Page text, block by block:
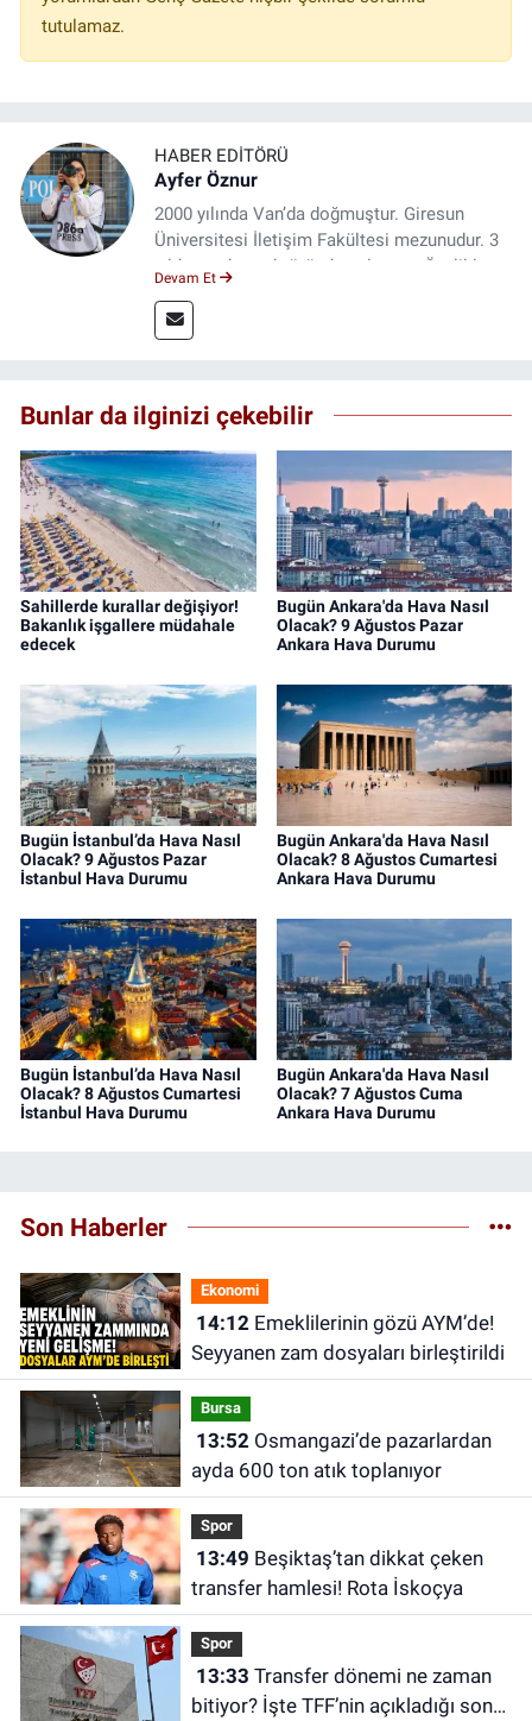
tutulamaz.
HABER EDITÖRÜ
Ayfer Öznur
2000 yılında Van’da doğmuştur. Giresun
Üniversitesi İletişim Fakültesi mezunudur. 3
yıldır medya sektöründe çalışıyor. Özelikle
Devam Et
Bunlar da ilginizi çekebilir
Sahillerde kurallar değişiyor!
Bakanlık işgallere müdahale
edecek
Bugün Ankara'da Hava Nasıl
Olacak? 9 Ağustos Pazar
Ankara Hava Durumu
Bugün İstanbul’da Hava Nasıl
Olacak? 9 Ağustos Pazar
İstanbul Hava Durumu
Bugün Ankara'da Hava Nasıl
Olacak? 8 Ağustos Cumartesi
Ankara Hava Durumu
Bugün İstanbul’da Hava Nasıl
Olacak? 8 Ağustos Cumartesi
İstanbul Hava Durumu
Bugün Ankara'da Hava Nasıl
Olacak? 7 Ağustos Cuma
Ankara Hava Durumu
Son Haberler
Ekonomi
14:12Emeklilerinin gözü AYM’de!
Seyyanen zam dosyaları birleştirildi
Bursa
13:52Osmangazi’de pazarlardan
ayda 600 ton atık toplanıyor
Spor
13:49
transfer hamlesi! Rota İskoçya
Spor
13:33
bitiyor? İşte TFF’nin açıkladığı son